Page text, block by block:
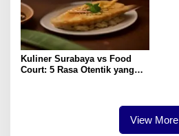
Kuliner Surabaya vs Food
Court: 5 Rasa Otentik yang
View More